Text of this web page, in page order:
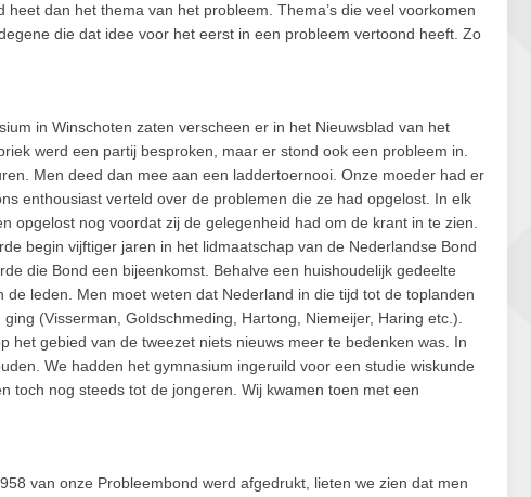
dan het thema van het probleem. Thema’s die veel voorkomen
die dat idee voor het eerst in een probleem vertoond heeft. Zo
in Winschoten zaten verscheen er in het Nieuwsblad van het
werd een partij besproken, maar er stond ook een probleem in.
Men deed dan mee aan een laddertoernooi. Onze moeder had er
enthousiast verteld over de problemen die ze had opgelost. In elk
opgelost nog voordat zij de gelegenheid had om de krant in te zien.
begin vijftiger jaren in het lidmaatschap van de Nederlandse Bond
die Bond een bijeenkomst. Behalve een huishoudelijk gedeelte
leden. Men moet weten dat Nederland in die tijd tot de toplanden
(Visserman, Goldschmeding, Hartong, Niemeijer, Haring etc.).
het gebied van de tweezet niets nieuws meer te bedenken was. In
We hadden het gymnasium ingeruild voor een studie wiskunde
toch nog steeds tot de jongeren. Wij kwamen toen met een
van onze Probleembond werd afgedrukt, lieten we zien dat men